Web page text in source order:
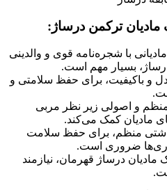
ترکمن درساژ:
مادیانی با شجره‌نامه قوی و والدینی
بسیار مهم است.
و باکیفیت، برای حفظ سلامتی و
و اصولی زیر نظر مربی
مادیان کمک می‌کند.
منظم، برای حفظ سلامت
ضروری است.
درساژ قهرمان، نیازمند